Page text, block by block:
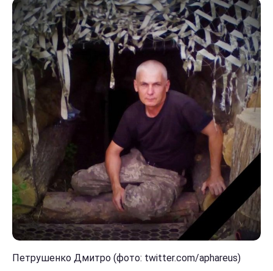
Петрушенко Дмитро (фото: twitter.com/aphareus)